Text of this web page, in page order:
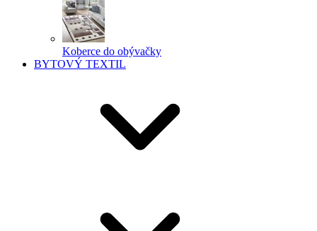
Koberce do obývačky
BYTOVÝ TEXTIL